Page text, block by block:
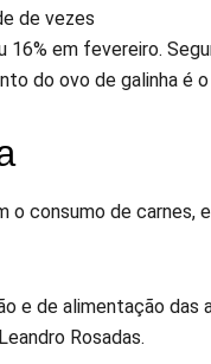
de vezes
em fevereiro.
do ovo de galinha é
o consumo de carnes,
e de alimentação das
Rosadas.